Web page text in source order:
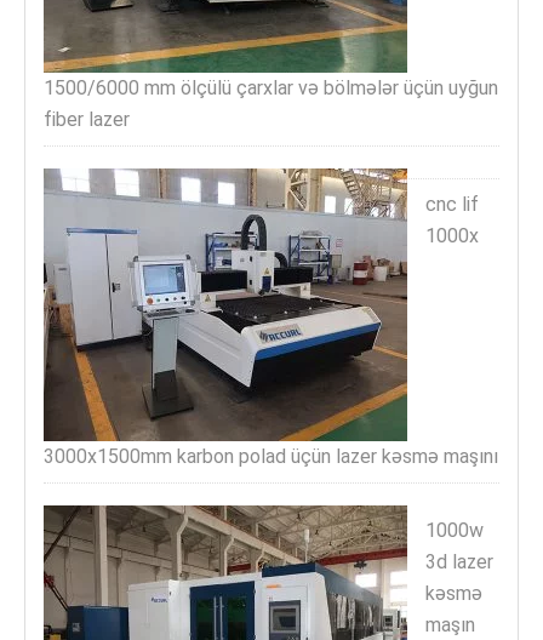
1500/6000 mm ölçülü çarxlar və bölmələr üçün uyğun
fiber lazer
cnc lif
1000x
3000x1500mm karbon polad üçün lazer kəsmə maşını
1000w
3d lazer
kəsmə
maşın